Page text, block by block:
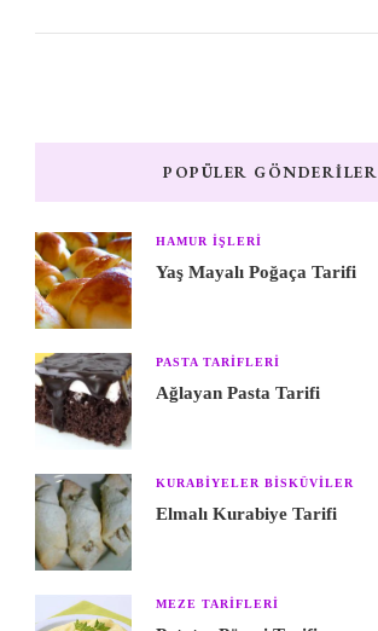
POPÜLER GÖNDERILER
HAMUR IŞLERI
Yaş Mayalı Poğaça Tarifi
PASTA TARIFLERI
Ağlayan Pasta Tarifi
KURABIYELER BISKÜVILER
Elmalı Kurabiye Tarifi
MEZE TARIFLERI